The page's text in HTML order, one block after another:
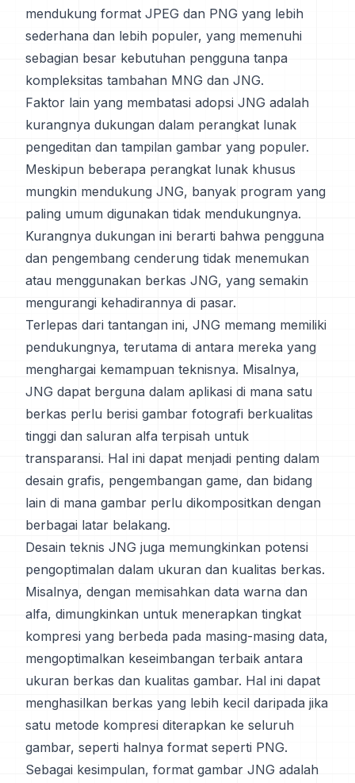
mendukung format JPEG dan PNG yang lebih
sederhana dan lebih populer, yang memenuhi
sebagian besar kebutuhan pengguna tanpa
kompleksitas tambahan MNG dan JNG.
Faktor lain yang membatasi adopsi JNG adalah
kurangnya dukungan dalam perangkat lunak
pengeditan dan tampilan gambar yang populer.
Meskipun beberapa perangkat lunak khusus
mungkin mendukung JNG, banyak program yang
paling umum digunakan tidak mendukungnya.
Kurangnya dukungan ini berarti bahwa pengguna
dan pengembang cenderung tidak menemukan
atau menggunakan berkas JNG, yang semakin
mengurangi kehadirannya di pasar.
Terlepas dari tantangan ini, JNG memang memiliki
pendukungnya, terutama di antara mereka yang
menghargai kemampuan teknisnya. Misalnya,
JNG dapat berguna dalam aplikasi di mana satu
berkas perlu berisi gambar fotografi berkualitas
tinggi dan saluran alfa terpisah untuk
transparansi. Hal ini dapat menjadi penting dalam
desain grafis, pengembangan game, dan bidang
lain di mana gambar perlu dikompositkan dengan
berbagai latar belakang.
Desain teknis JNG juga memungkinkan potensi
pengoptimalan dalam ukuran dan kualitas berkas.
Misalnya, dengan memisahkan data warna dan
alfa, dimungkinkan untuk menerapkan tingkat
kompresi yang berbeda pada masing-masing data,
mengoptimalkan keseimbangan terbaik antara
ukuran berkas dan kualitas gambar. Hal ini dapat
menghasilkan berkas yang lebih kecil daripada jika
satu metode kompresi diterapkan ke seluruh
gambar, seperti halnya format seperti PNG.
Sebagai kesimpulan, format gambar JNG adalah